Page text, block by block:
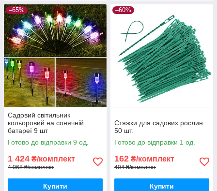
–65%
Садовий світильник
кольоровий на сонячній
батареї 9 шт
Готово до відправки 9 од.
1 424 ₴/комплект
4 068 ₴/комплект
Купити
–60%
Стяжки для садових рослин
50 шт.
Готово до відправки 1 од.
162 ₴/комплект
404 ₴/комплект
Купити